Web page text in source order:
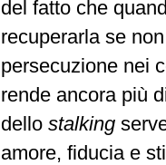
del fatto che
recuperarla se
persecuzione nei
rende ancora più
dello stalking
amore, fiducia e